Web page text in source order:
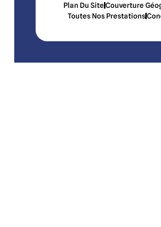
Plan Du SiteCouverture
Toutes Nos Prestations